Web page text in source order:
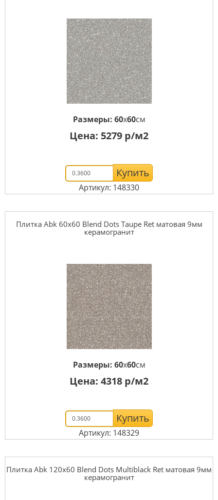
Размеры: 60x60см
Цена: 5279 р/м2
Купить
Артикул: 148330
Плитка Abk 60x60 Blend Dots Taupe Ret матовая 9мм
керамогранит
Размеры: 60x60см
Цена: 4318 р/м2
Купить
Артикул: 148329
Плитка Abk 120x60 Blend Dots Multiblack Ret матовая 9мм
керамогранит